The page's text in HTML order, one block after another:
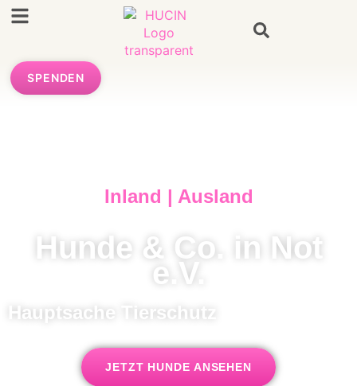
SPENDEN
Inland | Ausland
Hunde & Co. in Not
e.V.
Hauptsache Tierschutz
JETZT HUNDE ANSEHEN